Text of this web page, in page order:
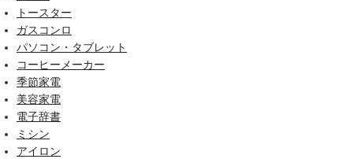
トースター
ガスコンロ
パソコン・タブレット
コーヒーメーカー
季節家電
美容家電
電子辞書
ミシン
アイロン